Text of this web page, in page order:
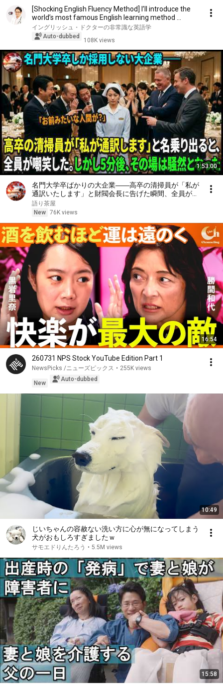
[Shocking English Fluency Method] I’ll introduce the
world’s most famous English learning method ...
イングリッシュ・ドクターの非常識な英語学
Auto-dubbed
108K views
1:53:00
名門大学卒ばかりの大企業――高卒の清掃員が「私が
通訳いたします」と財閥会長に告げた瞬間、全員が嘲
笑した。しかし5分後、その場は静まり返った。#動
エピソード#老後の物語 #家族の物語
語り茶屋
New 76K views
16:54
260731 NPS Stock YouTube Edition Part 1
NewsPicks /ニューズピックス • 255K views
New
Auto-dubbed
10:49
じいちゃんの容赦ない洗い方に心が無になってしまう
犬がおもしろすぎましたｗ
サモエドりんたろう • 5.5M views
15:58